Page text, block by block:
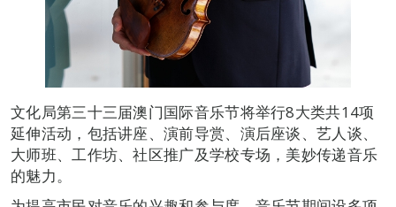
文化局第三十三届澳门国际音乐节将举行8大类共14项
延伸活动，包括讲座、演前导赏、演后座谈、艺人谈、
大师班、工作坊、社区推广及学校专场，美妙传递音乐
的魅力。